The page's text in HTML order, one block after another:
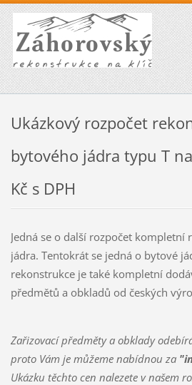
Ukázkový rozpočet
bytového jádra typu T
Kč s DPH
Jedná se o další rozpočet kompletní
jádra. Tentokrát se jedná o bytové
rekonstrukce je také kompletní
předmětů a obkladů od českých
Zařizovací předměty a obklady
proto Vám je můžeme nabídnou za
Ukázku těchto cen nalezete v našem